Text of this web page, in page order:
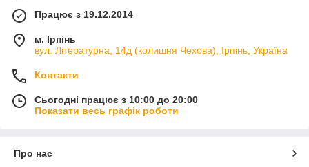
Працює з 19.12.2014
м. Ірпінь
вул. Літературна, 14д (колишня Чехова), Ірпінь, Україна
Контакти
Сьогодні працює з 10:00 до 20:00
Показати весь графік роботи
Про нас